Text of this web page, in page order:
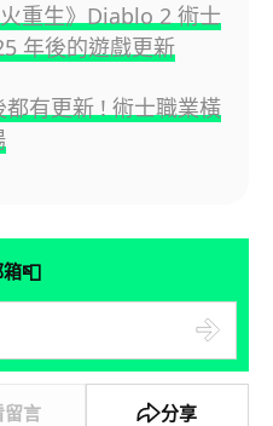
重生》Diablo 2 術士
年後的遊戲更新
有更新 ! 術士職業橫
📮
留言 分享